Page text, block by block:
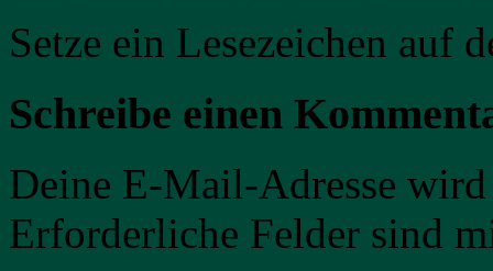
Setze ein Lesezeichen auf
Schreibe einen
Deine E-Mail-Adresse
Erforderliche Felder sind